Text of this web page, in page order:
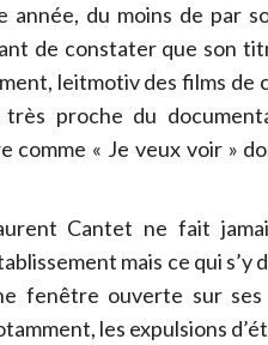
année, du moins de par
de constater que son
leitmotiv des films de
proche du
comme « Je veux voir »
Cantet ne fait
mais ce qui s’y
fenêtre ouverte sur
les expulsions